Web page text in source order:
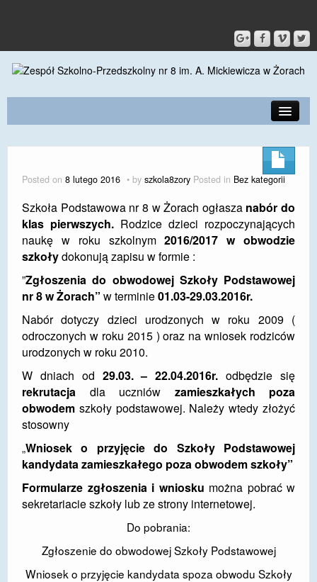
DLA RODZICÓW I UCZNIÓW
DLA PRACOWNIKÓW
GALERIA
DOSTĘPNOŚĆ
RODO
EGZAMIN ÓSMOKLASISTY
STANDARDY OCHRONY MAŁOLETNICH
PROJEKT ,,SZKOŁY Z JAKOŚCIĄ – ROZWÓJ
KSZTAŁCENIA OGÓLNEGO NA TERENIE MIASTA
ŻORY”
REKRUTACJA 2026/2027
Posted on 8 lutego 2016 by szkola8zory Posted in Bez kategorii
Szkoła Podstawowa nr 8 w Żorach ogłasza nabór do
klas pierwszych. Rodzice dzieci rozpoczynających
naukę w roku szkolnym2016/2017 w obwodzie
szkołydokonują zapisu w formie :
”Zgłoszenia do obwodowej Szkoły Podstawowej
nr 8 w Żorach” w terminie01.03-29.03.2016r.
Nabór dotyczy dzieci urodzonych w roku 2009 (
odroczonych w roku 2015 ) oraz na wniosek rodziców
urodzonych w roku 2010.
W dniach od 29.03. – 22.04.2016r. odbędzie się
rekrutacja dla uczniów zamieszkałych poza
obwodem szkoły podstawowej. Należy wtedy złożyć
stosowny
„Wnioseko przyjęcie do Szkoły Podstawowej
kandydata zamieszkałego poza obwodem szkoły”
Formularze zgłoszenia i wniosku można pobrać w
sekretariacie szkoły lub ze strony internetowej.
Do pobrania:
Zgłoszenie do obwodowej Szkoły Podstawowej
Wniosek o przyjęcie kandydata spoza obwodu Szkoły